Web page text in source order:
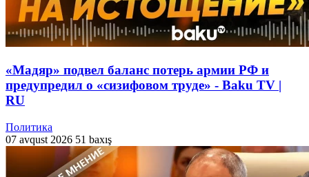
«Мадяр» подвел баланс потерь армии РФ и
предупредил о «сизифовом труде» - Baku TV |
RU
Политика
07 avqust 2026 51 baxış